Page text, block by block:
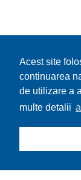
Acest site
continuarea
de utilizare a
multe detalii